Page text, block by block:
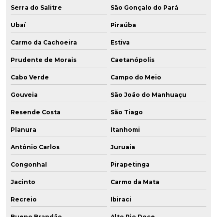
Serra do Salitre São Gonçalo do Pará
Ubaí Piraúba
Carmo da Cachoeira Estiva
Prudente de Morais Caetanópolis
Cabo Verde Campo do Meio
Gouveia São João do Manhuaçu
Resende Costa São Tiago
Planura Itanhomi
Antônio Carlos Juruaia
Congonhal Pirapetinga
Jacinto Carmo da Mata
Recreio Ibiraci